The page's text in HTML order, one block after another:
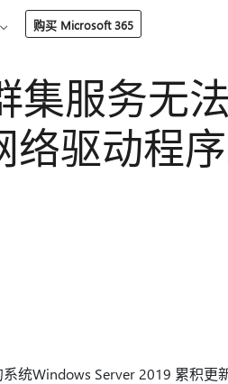
购买 Microsoft 365
集服务无
驱动程序
统Windows Server 2019 累积更